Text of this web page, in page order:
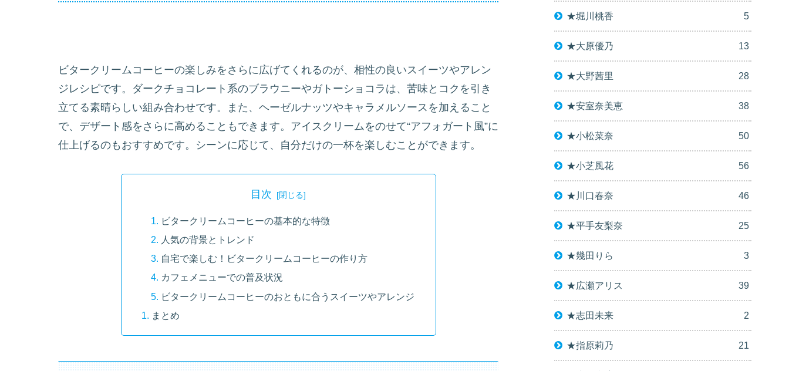
ビタークリームコーヒーの楽しみをさらに広げてくれるのが、相性の良いスイーツやアレン
ジレシピです。ダークチョコレート系のブラウニーやガトーショコラは、苦味とコクを引き
立てる素晴らしい組み合わせです。また、ヘーゼルナッツやキャラメルソースを加えること
で、デザート感をさらに高めることもできます。アイスクリームをのせて“アフォガート風”に
仕上げるのもおすすめです。シーンに応じて、自分だけの一杯を楽しむことができます。
目次
ビタークリームコーヒーの基本的な特徴
人気の背景とトレンド
自宅で楽しむ！ビタークリームコーヒーの作り方
カフェメニューでの普及状況
ビタークリームコーヒーのおともに合うスイーツやアレンジ
まとめ
★堀川桃香 5
★大原優乃 13
★大野茜里 28
★安室奈美恵 38
★小松菜奈 50
★小芝風花 56
★川口春奈 46
★平手友梨奈 25
★幾田りら 3
★広瀬アリス 39
★志田未来 2
★指原莉乃 21